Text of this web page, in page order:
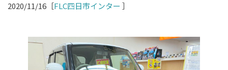
2020/11/16 ［FLC四日市インター ］